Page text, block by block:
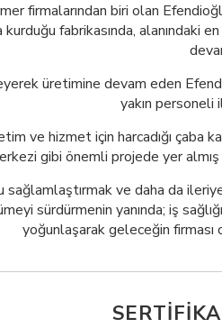
firmalarından biri olan
fabrikasında,
üretimine devam eden
yakın personeli
ve hizmet için harcadığı çaba
gibi önemli projede yer almış
sağlamlaştırmak ve daha da
sürdürmenin yanında; iş
yoğunlaşarak geleceğin firması